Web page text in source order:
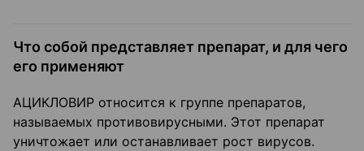
Что собой представляет препарат, и для чего
его применяют
АЦИКЛОВИР относится к группе препаратов,
называемых противовирусными. Этот препарат
уничтожает или останавливает рост вирусов.